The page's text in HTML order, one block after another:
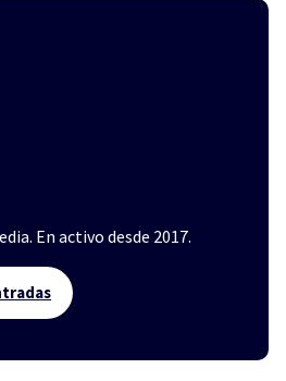
En activo desde 2017.